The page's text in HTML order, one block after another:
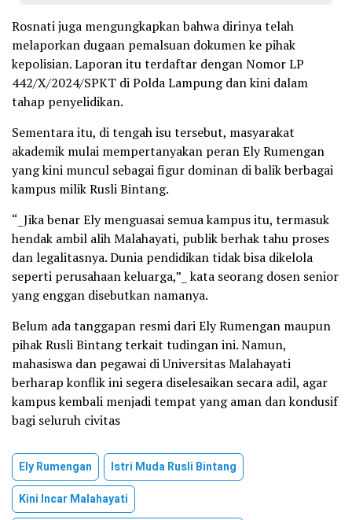
Rosnati juga mengungkapkan bahwa dirinya telah
melaporkan dugaan pemalsuan dokumen ke pihak
kepolisian. Laporan itu terdaftar dengan Nomor LP
442/X/2024/SPKT di Polda Lampung dan kini dalam
tahap penyelidikan.
Sementara itu, di tengah isu tersebut, masyarakat
akademik mulai mempertanyakan peran Ely Rumengan
yang kini muncul sebagai figur dominan di balik berbagai
kampus milik Rusli Bintang.
“_Jika benar Ely menguasai semua kampus itu, termasuk
hendak ambil alih Malahayati, publik berhak tahu proses
dan legalitasnya. Dunia pendidikan tidak bisa dikelola
seperti perusahaan keluarga,”_ kata seorang dosen senior
yang enggan disebutkan namanya.
Belum ada tanggapan resmi dari Ely Rumengan maupun
pihak Rusli Bintang terkait tudingan ini. Namun,
mahasiswa dan pegawai di Universitas Malahayati
berharap konflik ini segera diselesaikan secara adil, agar
kampus kembali menjadi tempat yang aman dan kondusif
bagi seluruh civitas
Ely Rumengan
Istri Muda Rusli Bintang
Kini Incar Malahayati